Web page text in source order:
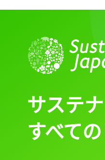
サステ
すべて